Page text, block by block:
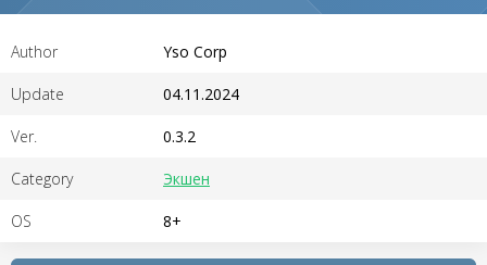
Author Yso Corp
Update 04.11.2024
Ver. 0.3.2
Category Экшен
OS 8+